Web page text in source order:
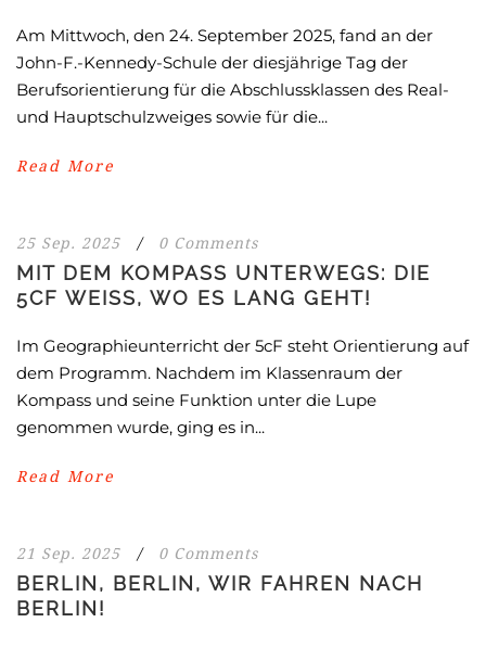
Am Mittwoch, den 24. September 2025, fand an der
John-F.-Kennedy-Schule der diesjährige Tag der
Berufsorientierung für die Abschlussklassen des Real-
und Hauptschulzweiges sowie für die...
Read More
25 Sep. 2025 / 0 Comments
MIT DEM KOMPASS UNTERWEGS: DIE
5CF WEISS, WO ES LANG GEHT!
Im Geographieunterricht der 5cF steht Orientierung auf
dem Programm. Nachdem im Klassenraum der
Kompass und seine Funktion unter die Lupe
genommen wurde, ging es in...
Read More
21 Sep. 2025 / 0 Comments
BERLIN, BERLIN, WIR FAHREN NACH
BERLIN!